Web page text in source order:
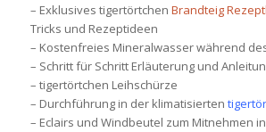
– Exklusives tigertörtchen Brandteig
Tricks und Rezeptideen
– Kostenfreies Mineralwasser während
– Schritt für Schritt Erläuterung und
– tigertörtchen Leihschürze
– Durchführung in der klimatisierten
– Eclairs und Windbeutel zum Mitnehmen